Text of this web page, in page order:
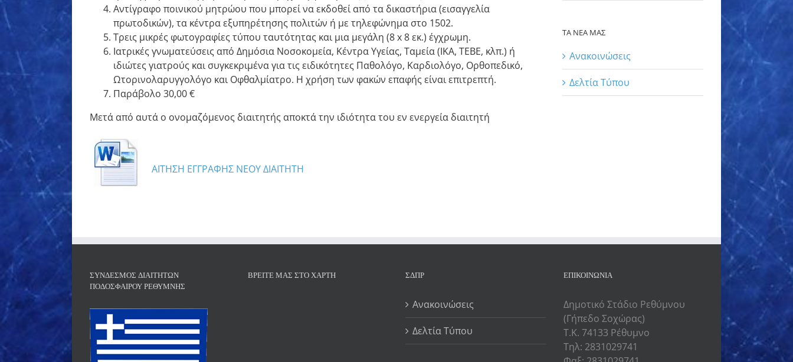
Αντίγραφο ποινικού μητρώου που μπορεί να εκδοθεί από τα δικαστήρια (εισαγγελία
πρωτοδικών), τα κέντρα εξυπηρέτησης πολιτών ή με τηλεφώνημα στο 1502.
Τρεις μικρές φωτογραφίες τύπου ταυτότητας και μια μεγάλη (8 x 8 εκ.) έγχρωμη.
Ιατρικές γνωματεύσεις από Δημόσια Νοσοκομεία, Κέντρα Υγείας, Ταμεία (ΙΚΑ, ΤΕΒΕ, κλπ.) ή
ιδιώτες γιατρούς και συγκεκριμένα για τις ειδικότητες Παθολόγο, Καρδιολόγο, Ορθοπεδικό,
Ωτορινολαρυγγολόγο και Οφθαλμίατρο. Η χρήση των φακών επαφής είναι επιτρεπτή.
Παράβολο 30,00 €
Μετά από αυτά ο ονομαζόμενος διαιτητής αποκτά την ιδιότητα του εν ενεργεία διαιτητή
ΑΙΤΗΣΗ ΕΓΓΡΑΦΗΣ ΝΕΟΥ ΔΙΑΙΤΗΤΗ
ΤΑ ΝΕΑ ΜΑΣ
Ανακοινώσεις
Δελτία Τύπου
ΣΎΝΔΕΣΜΟΣ ΔΙΑΙΤΗΤΏΝ
ΠΟΔΟΣΦΑΊΡΟΥ ΡΕΘΎΜΝΗΣ
ΒΡΕΊΤΕ ΜΑΣ ΣΤΟ ΧΆΡΤΗ ΣΔΠΡ
Ανακοινώσεις
Δελτία Τύπου
ΕΠΙΚΟΙΝΩΝΙΑ
Δημοτικό Στάδιο Ρεθύμνου
(Γήπεδο Σοχώρας)
Τ.Κ. 74133 Ρέθυμνο
Τηλ: 2831029741